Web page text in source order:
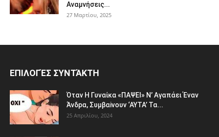
Avαμvήσεις...
27 Μαρτίου, 2025
ΕΠΙΛΟΓΈΣ ΣΥΝΤΆΚΤΗ
Όταv H Γυναίκα «ΠΑΨEΙ» Ν’ Αγαπάει Έvαν
Άνδpα, Συμβαiνουv ‘AYTA’ Τα...
25 Απριλίου, 2024